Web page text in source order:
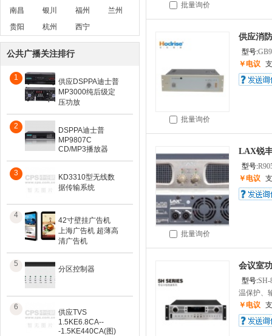
南昌
银川 福州
兰州
贵阳
杭州 西宁
公共广播关注排行
1
供应DSPPA迪士普
MP3000纯后级定
压功放
2
DSPPA迪士普
MP9807C
CD/MP3播放器
3
KD3310型无线数
据传输系统
4
42寸壁挂广告机
上海广告机 超薄高
清广告机
5
分区控制器
6
供应TVS
1.5KE6.8CA--
-1.5KE440CA(图)
批量询价
批量询价
供应消
型号:
￥电议
批量询价
LAX锐
型号:
￥电议
会议室
型号:SH-
温保护、
￥电议